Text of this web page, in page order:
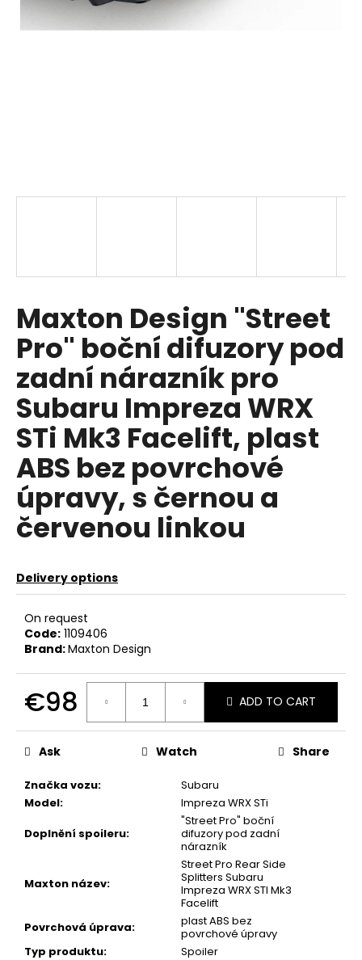
Maxton Design "Street
Pro" boční difuzory pod
zadní nárazník pro
Subaru Impreza WRX
STi Mk3 Facelift, plast
ABS bez povrchové
úpravy, s černou a
červenou linkou
Delivery options
On request
Code: 1109406
Brand:Maxton Design
€98
price:
ADD TO CART
Značka vozu:
Subaru
Model:
Impreza WRX STi
Doplnění spoileru:
"Street Pro" boční
difuzory pod zadní
nárazník
Maxton název:
Street Pro Rear Side
Splitters Subaru
Impreza WRX STI Mk3
Facelift
Povrchová úprava:
plast ABS bez
povrchové úpravy
Typ produktu:
Spoiler
Ask Watch Share
i
e
r
e
c
o
m
m
e
n
d
VIS
MOTORSPORT
DELETE
KIT
EA113
€212
Was:
€228